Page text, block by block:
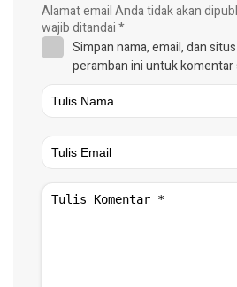
Alamat email Anda tidak akan
wajib ditandai*
Simpan nama, email, dan
peramban ini untuk komentar